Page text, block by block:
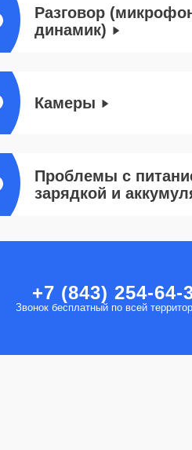
Разговор
динамик)
Камеры
Проблемы с
зарядкой и
+7 (843) 254-64-
Звонок бесплатный по всей